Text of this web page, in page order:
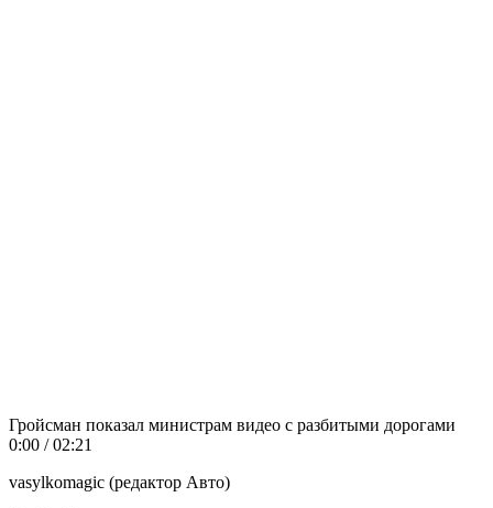
Гройсман показал министрам видео с разбитыми дорогами
0:00 / 02:21
vasylkomagic (редактор Авто)